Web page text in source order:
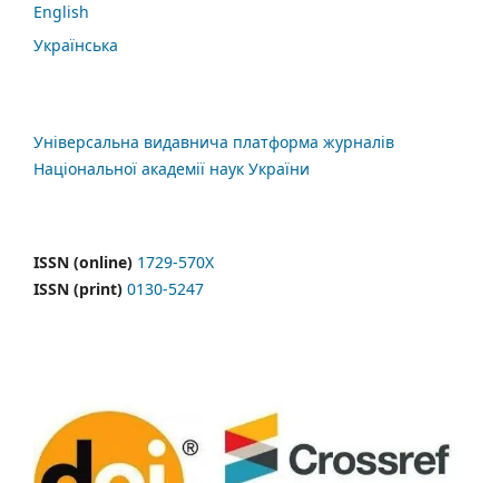
English
Українська
Універсальна видавнича платформа журналів
Національної академії наук України
ISSN (online) 1729-570X
ISSN (print) 0130-5247